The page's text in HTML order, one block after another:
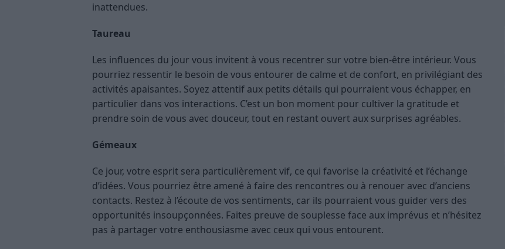
inattendues.
Taureau
Les influences du jour vous invitent à vous recentrer sur votre bien-être intérieur. Vous
pourriez ressentir le besoin de vous entourer de calme et de confort, en privilégiant des
activités apaisantes. Soyez attentif aux petits détails qui pourraient vous échapper, en
particulier dans vos interactions. C’est un bon moment pour cultiver la gratitude et
prendre soin de vous avec douceur, tout en restant ouvert aux surprises agréables.
Gémeaux
Ce jour, votre esprit sera particulièrement vif, ce qui favorise la créativité et l’échange
d’idées. Vous pourriez être amené à faire des rencontres ou à renouer avec d’anciens
contacts. Restez à l’écoute de vos sentiments, car ils pourraient vous guider vers des
opportunités insoupçonnées. Faites preuve de souplesse face aux imprévus et n’hésitez
pas à partager votre enthousiasme avec ceux qui vous entourent.